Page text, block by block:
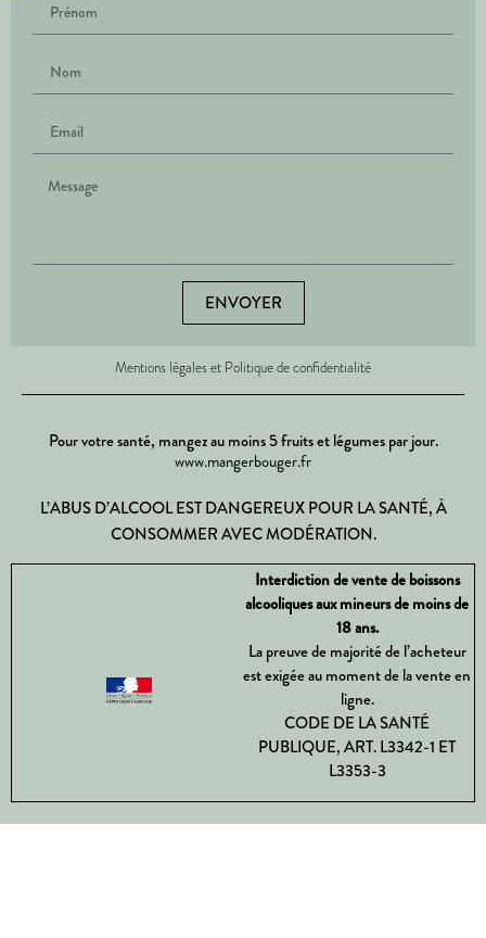
ENVOYER
Mentions légales et Politique de confidentialité
Pour votre santé, mangez au moins 5 fruits et légumes par jour.
www.mangerbouger.fr
L’ABUS D’ALCOOL EST DANGEREUX POUR LA SANTÉ, À
CONSOMMER AVEC MODÉRATION.
Interdiction de vente de boissons
alcooliques aux mineurs de moins de
18 ans.
La preuve de majorité de l’acheteur
est exigée au moment de la vente en
ligne.
CODE DE LA SANTÉ
PUBLIQUE, ART. L3342-1 ET
L3353-3